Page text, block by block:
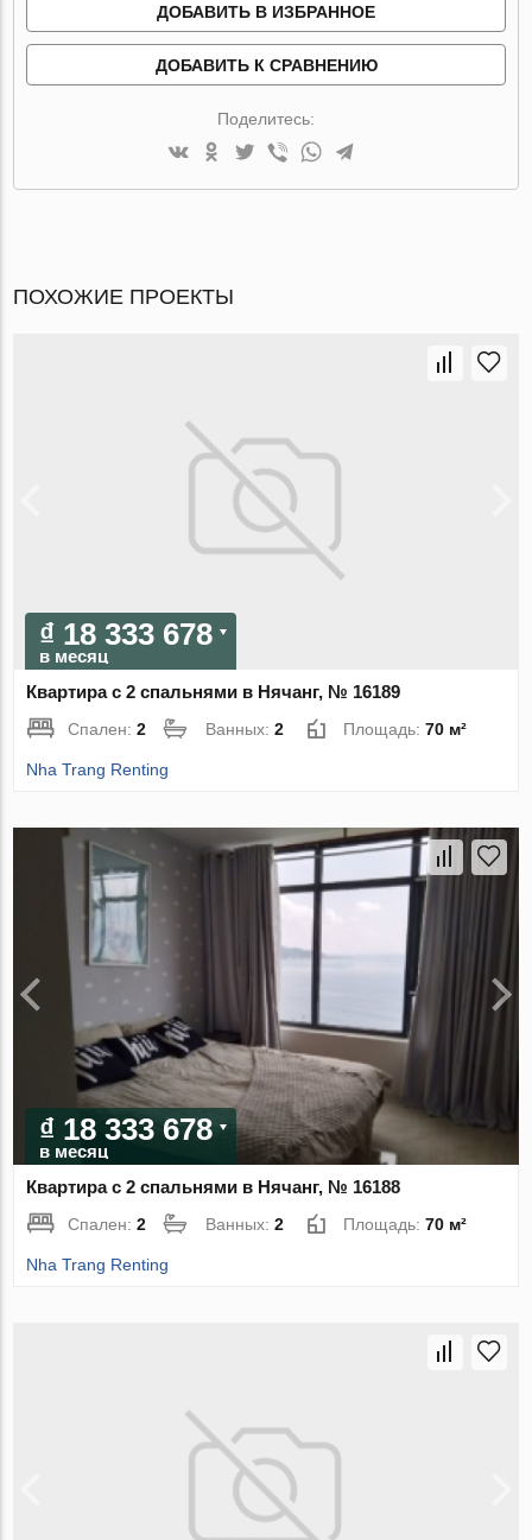
ДОБАВИТЬ В ИЗБРАННОЕ
ДОБАВИТЬ К СРАВНЕНИЮ
Поделитесь:
ПОХОЖИЕ ПРОЕКТЫ
₫ 18 333 678
в месяц
Квартира с 2 спальнями в Нячанг, № 16189
Спален:2 Ванных:2 Площадь:70 м²
Nha Trang Renting
₫ 18 333 678
в месяц
Квартира с 2 спальнями в Нячанг, № 16188
Спален:2 Ванных:2 Площадь:70 м²
Nha Trang Renting